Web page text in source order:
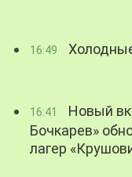
16:49
16:41
Новый
Бочкарев»
лагер